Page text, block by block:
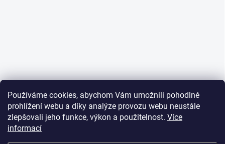
Používáme cookies, abychom Vám umožnili pohodlné
prohlížení webu a díky analýze provozu webu neustále
zlepšovali jeho funkce, výkon a použitelnost. Více
informací